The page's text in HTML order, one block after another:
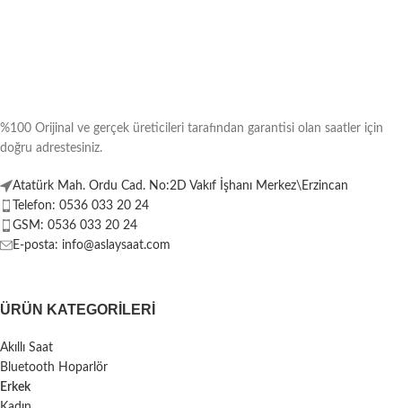
%100 Orijinal ve gerçek üreticileri tarafından garantisi olan saatler için
doğru adrestesiniz.
Atatürk Mah. Ordu Cad. No:2D Vakıf İşhanı Merkez\Erzincan
Telefon: 0536 033 20 24
GSM: 0536 033 20 24
E-posta: info@aslaysaat.com
ÜRÜN KATEGORILERI
Akıllı Saat
Bluetooth Hoparlör
Erkek